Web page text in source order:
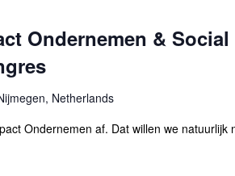
Ondernemen & Social
Netherlands
Ondernemen af. Dat willen we natuurlijk